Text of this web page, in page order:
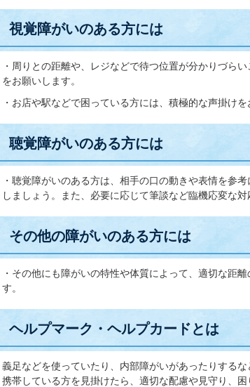
視覚障がいのある方には
・周りとの距離や、レジなどで待つ位置が分かりづら
をお願いします。
・お店や駅などで困っている方には、積極的な声掛けを
聴覚障がいのある方には
・聴覚障がいのある方は、相手の口の動きや表情を参
しましょう。また、必要に応じて筆談など臨機応変な対
その他の障がいのある方には
・その他にも障がいの特性や体質によって、適切な距
す。
ヘルプマーク・ヘルプカードとは
義足などを使っていたり、内部障がいがあったりする
携帯している方を見掛けたら、適切な配慮や見守り、